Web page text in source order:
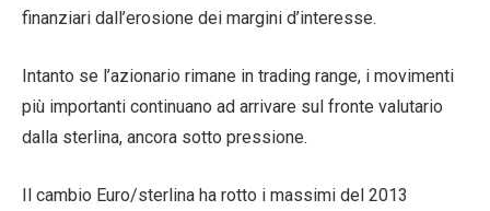
finanziari dall’erosione dei margini d’interesse.
Intanto se l’azionario rimane in trading range, i movimenti
più importanti continuano ad arrivare sul fronte valutario
dalla sterlina, ancora sotto pressione.
Il cambio Euro/sterlina ha rotto i massimi del 2013